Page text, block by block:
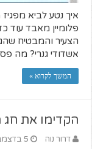
פלומיין מאבד עוד
הצעיר והמבטיח
אשדודי גנרי? מה
המשך לקרוא »
הקדימו את
דרור נוה 5 בדצמבר 2019